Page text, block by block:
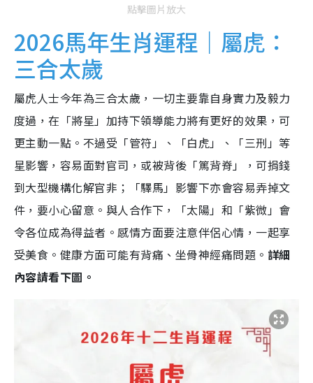
點擊圖片放大
2026馬年生肖運程｜屬虎：
三合太歲
屬虎人士今年為三合太歲，一切主要靠自身實力及毅力
度過，在「將星」加持下領導能力將有更好的效果，可
更主動一點。不過受「管符」、「白虎」、「三刑」等
星影響，容易面對官司，或被背後「篤背脊」，可捐錢
到大型機構化解官非；「驛馬」影響下亦會容易弄掉文
件，要小心留意。與人合作下，「太陽」和「紫微」會
令各位成為得益者。感情方面要注意伴侶心情，一起享
受美食。健康方面可能有背痛、坐骨神經痛問題。 詳細
內容請看下圖。